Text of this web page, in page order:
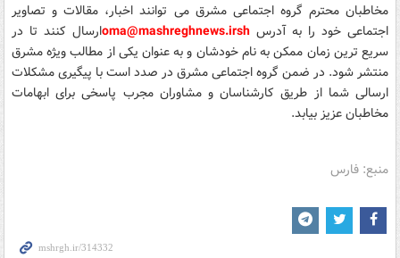
مخاطبان محترم گروه اجتماعی مشرق می توانند اخبار، مقالات و تصاویر
اجتماعی خود را به آدرسsh
oma@mashreghnews.irارسال کنند تا در
سریع ترین زمان ممکن به نام خودشان و به عنوان یکی از مطالب ویژه مشرق
منتشر شود. در ضمن گروه اجتماعی مشرق در صدد است با پیگیری مشکلات
ارسالی شما از طریق کارشناسان و مشاوران مجرب پاسخی برای ابهامات
مخاطبان عزیز بیابد.
منبع: فارس